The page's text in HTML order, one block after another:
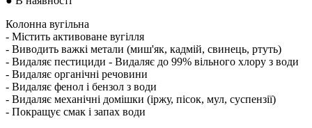
Колонна вугільна
- Містить активоване вугілля
- Виводить важкі метали (миш'як, кадмій, свинець, ртуть)
- Видаляє пестициди - Видаляє до 99% вільного хлору з води
- Видаляє органічні речовини
- Видаляє фенол і бензол з води
- Видаляє механічні домішки (іржу, пісок, мул, суспензії)
- Покращує смак і запах води